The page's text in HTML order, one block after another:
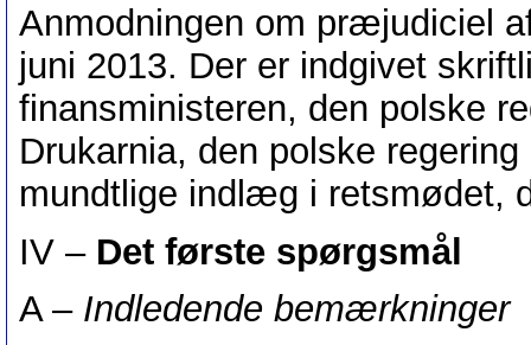
Anmodningen om præjudiciel
juni 2013. Der er indgivet
finansministeren, den polske
Drukarnia, den polske
mundtlige indlæg i retsmødet,
IV – Det første spørgsmål
A – Indledende bemærkninger